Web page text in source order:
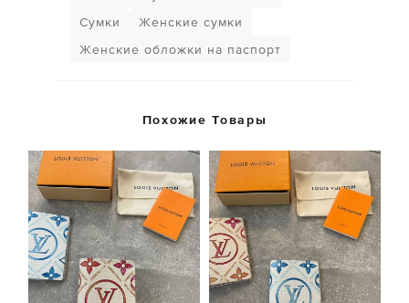
Сумки
Женские сумки
Женские обложки на паспорт
Похожие Товары